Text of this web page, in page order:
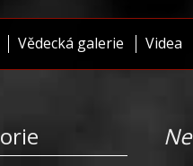
Vědecká galerie Videa